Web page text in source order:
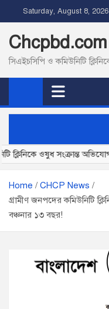
k
o
o
e
Saturday, August 8, 2026
Chcpbd.com
সিএইচসিপি ও কমিউনিটি
সংক্রান্ত অভিযোগ : বাস্তবতা ও
Home
CHCP News
গ্রামীণ জনপদের কমিউনিটি
বঞ্চনার ১৩ বছর!